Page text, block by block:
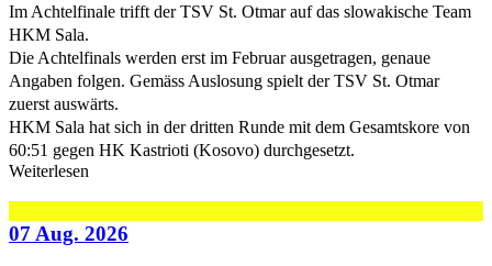
Im Achtelfinale trifft der TSV St. Otmar auf das slowakische Team
HKM Sala.
Die Achtelfinals werden erst im Februar ausgetragen, genaue
Angaben folgen. Gemäss Auslosung spielt der TSV St. Otmar
zuerst auswärts.
HKM Sala hat sich in der dritten Runde mit dem Gesamtskore von
60:51 gegen HK Kastrioti (Kosovo) durchgesetzt.
Weiterlesen
07 Aug. 2026